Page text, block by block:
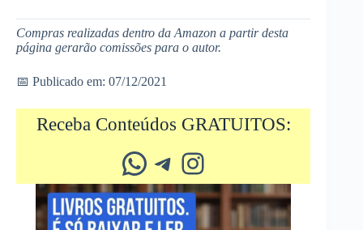
Compras realizadas dentro da Amazon a partir desta
página gerarão comissões para o autor.
📅 Publicado em: 07/12/2021
Receba Conteúdos GRATUITOS:
Whatsapp Telegram Instagram